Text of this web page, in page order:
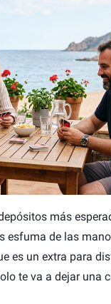
más
esfuma de las
es un extra para
te va a dejar una